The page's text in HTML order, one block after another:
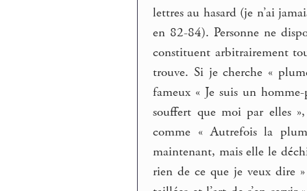
lettres au hasard (je n’ai
en 82-84). Personne ne
constituent arbitrairement
trouve. Si je cherche «
fameux « Je suis un
souffert que moi par elles »,
comme « Autrefois la
maintenant, mais elle le
rien de ce que je veux dire